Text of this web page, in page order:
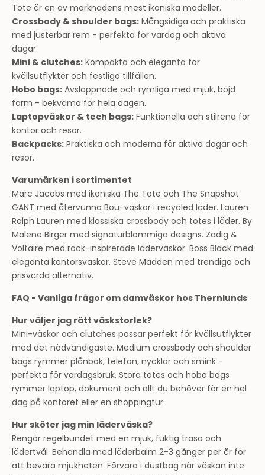
Tote är en av marknadens mest ikoniska modeller.
Crossbody & shoulder bags: Mångsidiga och praktiska
med justerbar rem - perfekta för vardag och aktiva
dagar.
Mini & clutches: Kompakta och eleganta för
kvällsutflykter och festliga tillfällen.
Hobo bags: Avslappnade och rymliga med mjuk, böjd
form - bekväma för hela dagen.
Laptopväskor & tech bags: Funktionella och stilrena för
kontor och resor.
Backpacks: Praktiska och moderna för aktiva dagar och
resor.
Varumärken i sortimentet
Marc Jacobs med ikoniska The Tote och The Snapshot.
GANT med återvunna Bou-väskor i recycled läder. Lauren
Ralph Lauren med klassiska crossbody och totes i läder. By
Malene Birger med signaturblommiga designs. Zadig &
Voltaire med rock-inspirerade läderväskor. Boss Black med
eleganta kontorsväskor. Steve Madden med trendiga och
prisvärda alternativ.
FAQ - Vanliga frågor om damväskor hos Thernlunds
Hur väljer jag rätt väskstorlek?
Mini-väskor och clutches passar perfekt för kvällsutflykter
med det nödvändigaste. Medium crossbody och shoulder
bags rymmer plånbok, telefon, nycklar och smink -
perfekta för vardagsbruk. Stora totes och hobo bags
rymmer laptop, dokument och allt du behöver för en hel
dag på kontoret eller en shoppingtur.
Hur sköter jag min läderväska?
Rengör regelbundet med en mjuk, fuktig trasa och
lädertvål. Behandla med läderbalm 2-3 gånger per år för
att bevara mjukheten. Förvara i dustbag när väskan inte